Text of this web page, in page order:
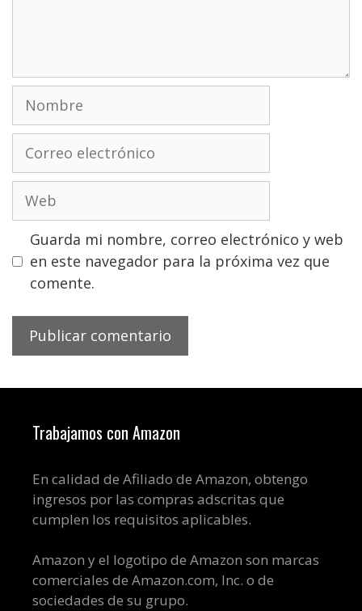
Nombre
electrónico
Guarda mi nombre, correo electrónico y web
en este navegador para la próxima vez que
comente.
Trabajamos con Amazon
En calidad de Afiliado de Amazon, obtengo
ingresos por las compras adscritas que
cumplen los requisitos aplicables.
Amazon y el logotipo de Amazon son marcas
comerciales de Amazon.com, Inc. o de
sociedades de su grupo.